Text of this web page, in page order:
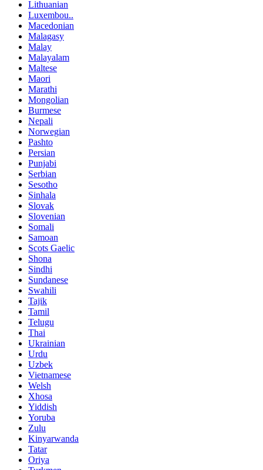
Lithuanian
Luxembou..
Macedonian
Malagasy
Malay
Malayalam
Maltese
Maori
Marathi
Mongolian
Burmese
Nepali
Norwegian
Pashto
Persian
Punjabi
Serbian
Sesotho
Sinhala
Slovak
Slovenian
Somali
Samoan
Scots Gaelic
Shona
Sindhi
Sundanese
Swahili
Tajik
Tamil
Telugu
Thai
Ukrainian
Urdu
Uzbek
Vietnamese
Welsh
Xhosa
Yiddish
Yoruba
Zulu
Kinyarwanda
Tatar
Oriya